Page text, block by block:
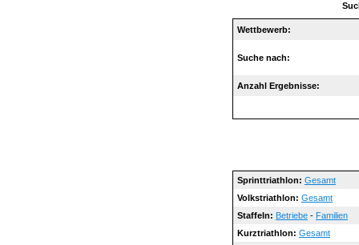
Wettbewerb:
Suche nach:
Anzahl Ergebnisse:
Sprinttriathlon: Gesamt
Volkstriathlon: Gesamt
Staffeln: Betriebe - Familien
Kurztriathlon: Gesamt